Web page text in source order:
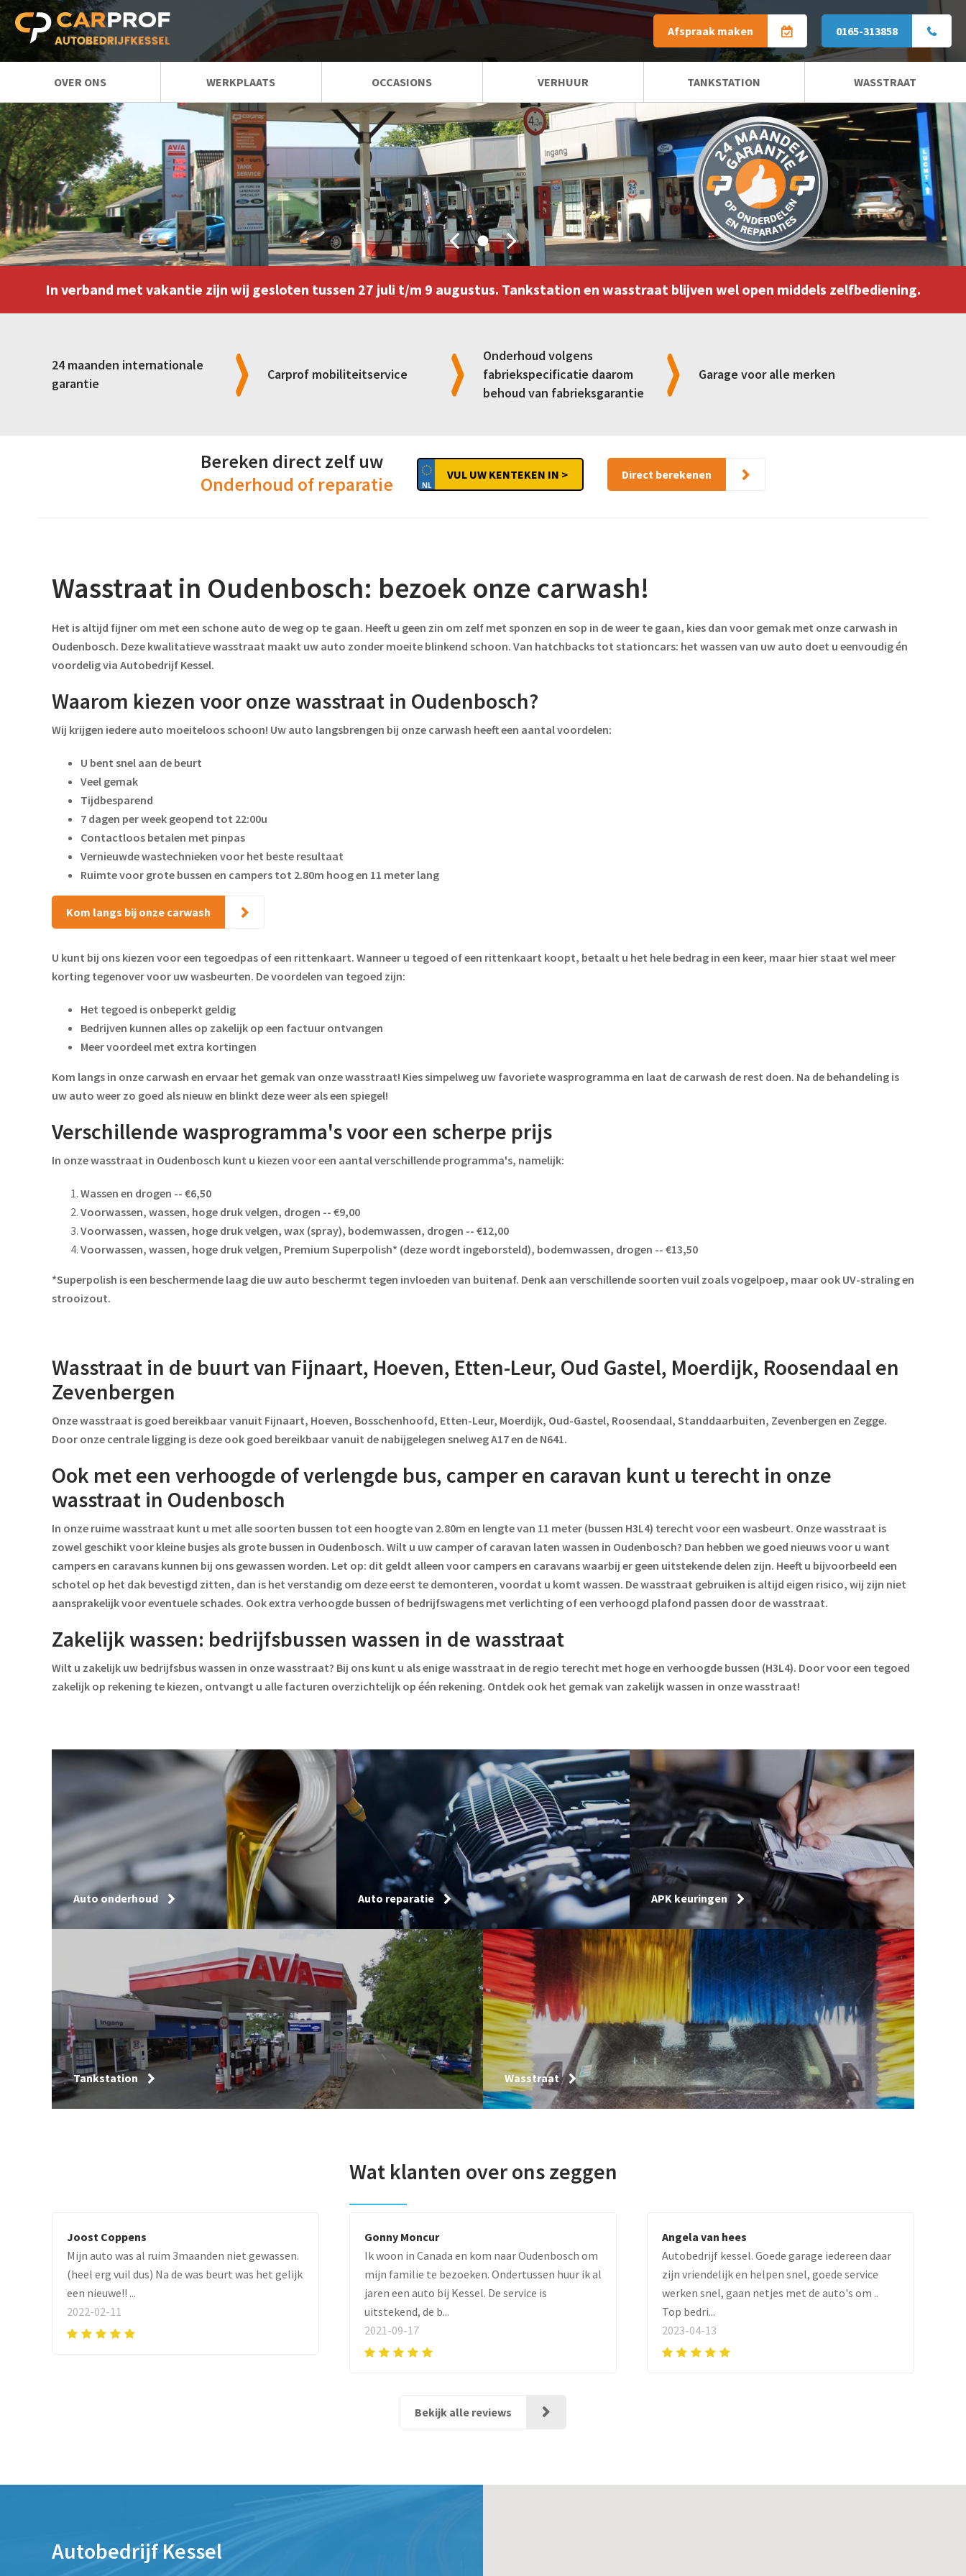
Afspraak maken 0165-313858
OVER ONS
REGIO
AUTOBEDRIJF OUD GASTEL
AUTOBEDRIJF HOEVEN
AUTOBEDRIJF
BOSSCHENHOOFD
AUTOBEDRIJF RUCPHEN
AUTOBEDRIJF SPRUNDEL
AUTOBEDRIJF FIJNAART
WERKPLAATS
AIRCO SERVICE
AUTO REPARATIE
APK KEURINGEN
AUTO ONDERHOUD
ELEKTRISCHE STORINGEN
RUITVERVANGING
ECOBOOST SPECIALIST
AANKOOP TAXATIES
AUTOSCHADE
OCCASIONS
LEASE CALCULATOR
FINANCIAL LEASE VOORRAAD
VERHUUR TANKSTATION WASSTRAAT
ZAKELIJKE WASSTRAAT
In verband met vakantie zijn wij gesloten tussen 27 juli t/m 9 augustus. Tankstation en wasstraat blijven wel open middels zelfbediening.
24 maanden internationale
garantie
Carprof mobiliteitservice
Onderhoud volgens
fabriekspecificatie daarom
behoud van fabrieksgarantie
Garage voor alle merken
Bereken direct zelf uw
Onderhoud of reparatie
VUL UW KENTEKEN IN > Direct berekenen
Wasstraat in Oudenbosch: bezoek onze carwash!
Het is altijd fijner om met een schone auto de weg op te gaan. Heeft u geen zin om zelf met sponzen en sop in de weer te gaan, kies dan voor gemak met onze carwash in
Oudenbosch. Deze kwalitatieve wasstraat maakt uw auto zonder moeite blinkend schoon. Van hatchbacks tot stationcars: het wassen van uw auto doet u eenvoudig én
voordelig via Autobedrijf Kessel.
Waarom kiezen voor onze wasstraat in Oudenbosch?
Wij krijgen iedere auto moeiteloos schoon! Uw auto langsbrengen bij onze carwash heeft een aantal voordelen:
U bent snel aan de beurt
Veel gemak
Tijdbesparend
7 dagen per week geopend tot 22:00u
Contactloos betalen met pinpas
Vernieuwde wastechnieken voor het beste resultaat
Ruimte voor grote bussen en campers tot 2.80m hoog en 11 meter lang
Kom langs bij onze carwash
U kunt bij ons kiezen voor een tegoedpas of een rittenkaart. Wanneer u tegoed of een rittenkaart koopt, betaalt u het hele bedrag in een keer, maar hier staat wel meer
korting tegenover voor uw wasbeurten. De voordelen van tegoed zijn:
Het tegoed is onbeperkt geldig
Bedrijven kunnen alles op zakelijk op een factuur ontvangen
Meer voordeel met extra kortingen
Kom langs in onze carwash en ervaar het gemak van onze wasstraat! Kies simpelweg uw favoriete wasprogramma en laat de carwash de rest doen. Na de behandeling is
uw auto weer zo goed als nieuw en blinkt deze weer als een spiegel!
Verschillende wasprogramma's voor een scherpe prijs
In onze wasstraat in Oudenbosch kunt u kiezen voor een aantal verschillende programma's, namelijk:
Wassen en drogen -- €6,50
Voorwassen, wassen, hoge druk velgen, drogen -- €9,00
Voorwassen, wassen, hoge druk velgen, wax (spray), bodemwassen, drogen -- €12,00
Voorwassen, wassen, hoge druk velgen, Premium Superpolish* (deze wordt ingeborsteld), bodemwassen, drogen -- €13,50
*Superpolish is een beschermende laag die uw auto beschermt tegen invloeden van buitenaf. Denk aan verschillende soorten vuil zoals vogelpoep, maar ook UV-straling en
strooizout.
Wasstraat in de buurt van Fijnaart, Hoeven, Etten-Leur, Oud Gastel, Moerdijk, Roosendaal en
Zevenbergen
Onze wasstraat is goed bereikbaar vanuit Fijnaart, Hoeven, Bosschenhoofd, Etten-Leur, Moerdijk, Oud-Gastel, Roosendaal, Standdaarbuiten, Zevenbergen en Zegge.
Door onze centrale ligging is deze ook goed bereikbaar vanuit de nabijgelegen snelweg A17 en de N641.
Ook met een verhoogde of verlengde bus, camper en caravan kunt u terecht in onze
wasstraat in Oudenbosch
In onze ruime wasstraat kunt u met alle soorten bussen tot een hoogte van 2.80m en lengte van 11 meter (bussen H3L4) terecht voor een wasbeurt. Onze wasstraat is
zowel geschikt voor kleine busjes als grote bussen in Oudenbosch. Wilt u uw camper of caravan laten wassen in Oudenbosch? Dan hebben we goed nieuws voor u want
campers en caravans kunnen bij ons gewassen worden. Let op: dit geldt alleen voor campers en caravans waarbij er geen uitstekende delen zijn. Heeft u bijvoorbeeld een
schotel op het dak bevestigd zitten, dan is het verstandig om deze eerst te demonteren, voordat u komt wassen. De wasstraat gebruiken is altijd eigen risico, wij zijn niet
aansprakelijk voor eventuele schades. Ook extra verhoogde bussen of bedrijfswagens met verlichting of een verhoogd plafond passen door de wasstraat.
Zakelijk wassen: bedrijfsbussen wassen in de wasstraat
Wilt u zakelijk uw bedrijfsbus wassen in onze wasstraat? Bij ons kunt u als enige wasstraat in de regio terecht met hoge en verhoogde bussen (H3L4). Door voor een tegoed
zakelijk op rekening te kiezen, ontvangt u alle facturen overzichtelijk op één rekening. Ontdek ook het gemak van zakelijk wassen in onze wasstraat!
Auto onderhoud Auto reparatie APK keuringen
Tankstation Wasstraat
Wat klanten over ons zeggen
Joost Coppens
Mijn auto was al ruim 3maanden niet gewassen.
(heel erg vuil dus) Na de was beurt was het gelijk
een nieuwe!! ...
2022-02-11
Gonny Moncur
Ik woon in Canada en kom naar Oudenbosch om
mijn familie te bezoeken. Ondertussen huur ik al
jaren een auto bij Kessel. De service is
uitstekend, de b...
2021-09-17
Angela van hees
Autobedrijf kessel. Goede garage iedereen daar
zijn vriendelijk en helpen snel, goede service
werken snel, gaan netjes met de auto's om ..
Top bedri...
2023-04-13
Bekijk alle reviews
Autobedrijf Kessel